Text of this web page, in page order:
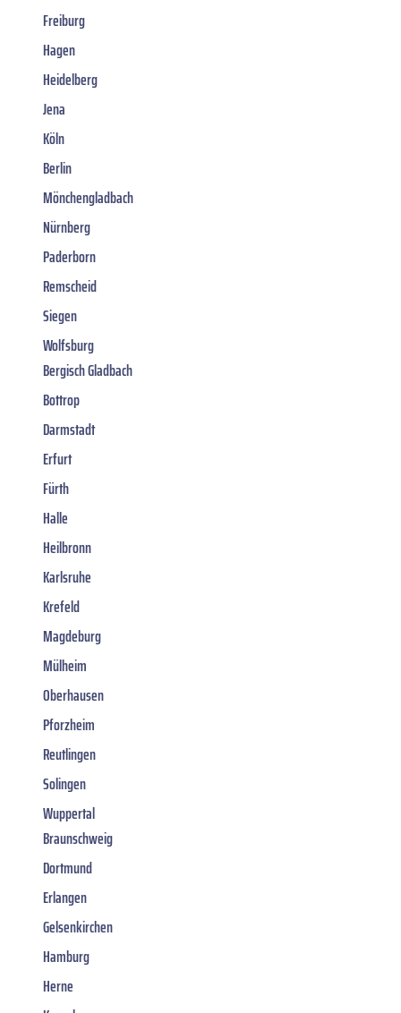
Freiburg
Hagen
Heidelberg
Jena
Köln
Berlin
Mönchengladbach
Nürnberg
Paderborn
Remscheid
Siegen
Wolfsburg
Bergisch Gladbach
Bottrop
Darmstadt
Erfurt
Fürth
Halle
Heilbronn
Karlsruhe
Krefeld
Magdeburg
Mülheim
Oberhausen
Pforzheim
Reutlingen
Solingen
Wuppertal
Braunschweig
Dortmund
Erlangen
Gelsenkirchen
Hamburg
Herne